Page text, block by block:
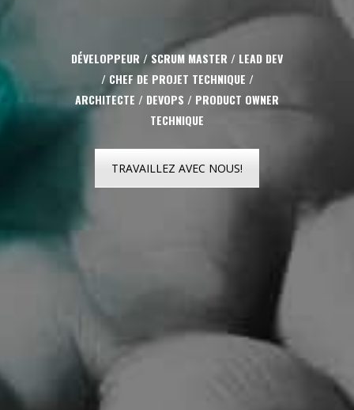
DÉVELOPPEUR / SCRUM MASTER / LEAD DEV
/ CHEF DE PROJET TECHNIQUE /
ARCHITECTE / DEVOPS / PRODUCT OWNER
TECHNIQUE
TRAVAILLEZ AVEC NOUS!